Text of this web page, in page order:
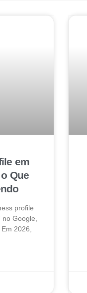
em
Que
profile
Google,
2026,